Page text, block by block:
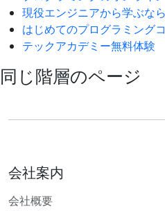
現役エンジニアから学ぶな
はじめてのプログラミング
テックアカデミー無料体験
同じ階層のページ
会社案内
会社概要